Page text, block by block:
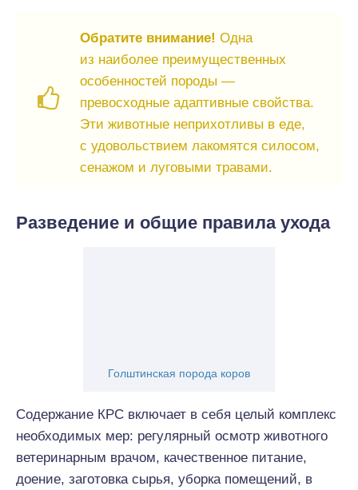
Обратите внимание! Одна
из наиболее преимущественных
особенностей породы —
превосходные адаптивные свойства.
Эти животные неприхотливы в еде,
с удовольствием лакомятся силосом,
сенажом и луговыми травами.
Разведение и общие правила ухода
Голштинская порода коров
Содержание КРС включает в себя целый комплекс
необходимых мер: регулярный осмотр животного
ветеринарным врачом, качественное питание,
доение, заготовка сырья, уборка помещений, в